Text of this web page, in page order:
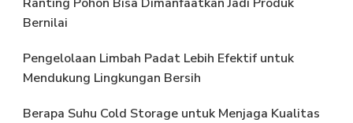
Bernilai
Pengelolaan Limbah Padat Lebih Efektif untuk
Mendukung Lingkungan Bersih
Berapa Suhu Cold Storage untuk Menjaga Kualitas